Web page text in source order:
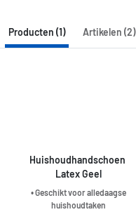
Producten (1) Artikelen (2)
Huishoudhandschoen
Latex Geel
• Geschikt voor alledaagse
huishoudtaken